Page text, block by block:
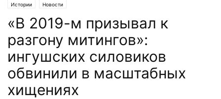
Истории Новости
«В 2019-м призывал к
разгону митингов»:
ингушских силовиков
обвинили в масштабных
хищениях